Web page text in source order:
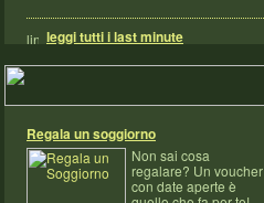
leggi tutti i last minute
Regala un soggiorno
Non sai cosa
regalare? Un voucher
con date aperte è